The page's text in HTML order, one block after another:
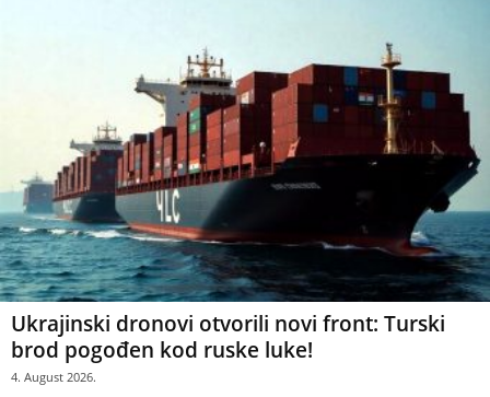
Ukrajinski dronovi otvorili novi front: Turski
brod pogođen kod ruske luke!
4. August 2026.